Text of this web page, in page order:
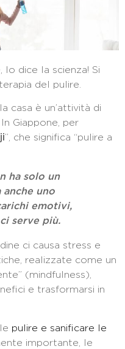
lo dice la scienza! Si
del pulire.
casa è un’attività di
Giappone, per
”, che significa “pulire a
ha solo un
uno
emotivi,
serve più.
ci causa stress e
realizzate come un
(mindfulness),
e trasformarsi in
pulire e sanificare le
importante,
le